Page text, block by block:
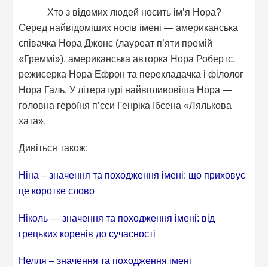
Хто з відомих людей носить ім’я Нора?
Серед найвідоміших носів імені — американська
співачка Нора Джонс (лауреат п’яти премій
«Греммі»), американська авторка Нора Робертс,
режисерка Нора Ефрон та перекладачка і філолог
Нора Галь. У літературі найвпливовіша Нора —
головна героїня п’єси Генріка Ібсена «Лялькова
хата».
Дивіться також:
Ніна – значення та походження імені: що приховує
це коротке слово
Ніколь — значення та походження імені: від
грецьких коренів до сучасності
Нелля – значення та походження імені